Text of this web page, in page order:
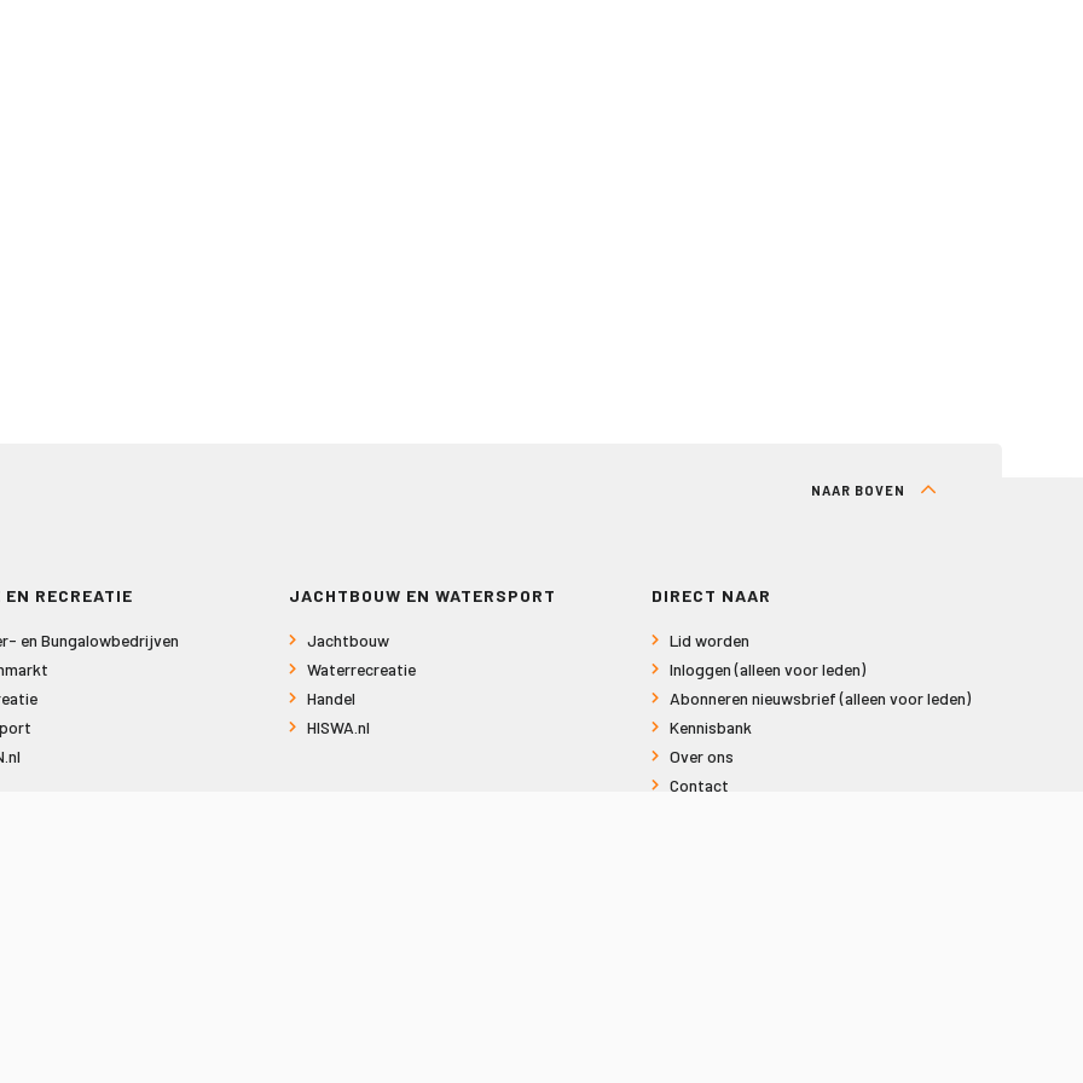
NAAR BOVEN
EN RECREATIE
en Bungalowbedrijven
JACHTBOUW EN WATERSPORT
Jachtbouw
Waterrecreatie
Handel
HISWA.nl
DIRECT NAAR
Lid worden
Inloggen (alleen voor leden)
Abonneren nieuwsbrief (alleen voor leden)
Kennisbank
Over ons
Contact